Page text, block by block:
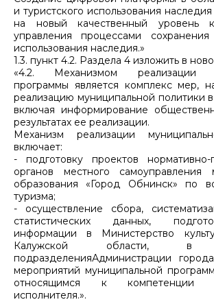
и туристского использования
на новый качественный уровень
управления процессами
использования наследия.»
1.3. пункт 4.2. Раздела 4 изложить в
«4.2. Механизмом реализации
программы является комплекс мер,
реализацию муниципальной политики
включая информирование
результатах ее реализации.
Механизм реализации
включает:
- подготовку проектов нормативно-
органов местного самоуправления
образования «Город Обнинск» по
туризма;
- осуществление сбора,
статистических данных,
информации в Министерство
Калужской области, в
подразделенияАдминистрации
мероприятий муниципальной
относящимся к компетенции
исполнителя.».